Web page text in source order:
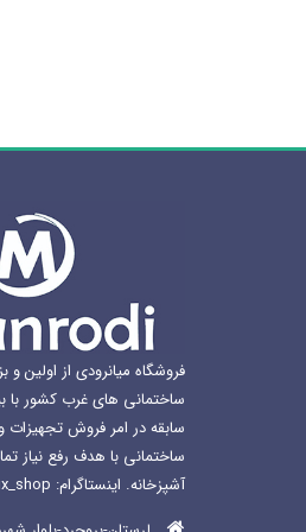
فروشگاه میانرودی از اولین و
سابقه در امر فروش تجهیزات
ساختمانی با هدف رفع نیاز
آشپزخانه. اینستاگرام: mianrodi_lux_shop@
07
02
05